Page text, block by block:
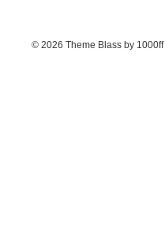
© 2026 Theme Blass by